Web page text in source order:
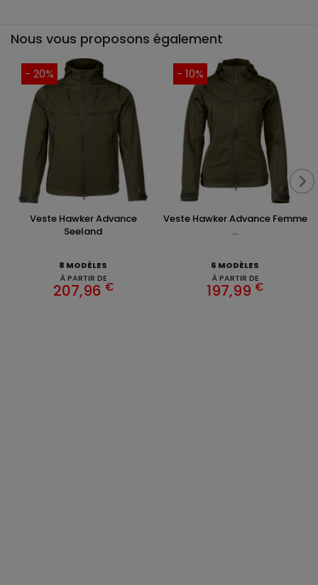
Nous vous proposons également
- 20%
Veste Hawker Advance
Seeland
8 MODÈLES
À PARTIR DE
207,96 €
- 10%
Veste Hawker Advance Femme
...
6 MODÈLES
À PARTIR DE
197,99 €